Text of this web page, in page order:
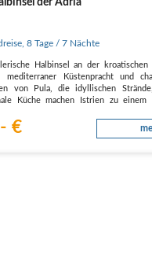
der Adria
,8 Tage / 7 Nächte
Halbinsel an der
mediterraner Küstenpracht und
von Pula, die idyllischen
Küche machen Istrien zu einem
€